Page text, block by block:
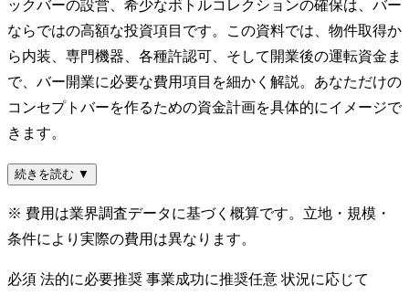
ックバーの設営、希少なボトルコレクションの確保は、バー
ならではの高額な投資項目です。この資料では、物件取得か
ら内装、専門機器、各種許認可、そして開業後の運転資金ま
で、バー開業に必要な費用項目を細かく解説。あなただけの
コンセプトバーを作るための資金計画を具体的にイメージで
きます。
続きを読む ▼
※ 費用は業界調査データに基づく概算です。立地・規模・
条件により実際の費用は異なります。
必須 法的に必要推奨 事業成功に推奨任意 状況に応じて